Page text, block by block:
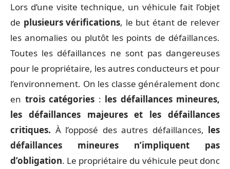
Lors d’une visite technique, un véhicule fait l’objet
de plusieurs vérifications, le but étant de relever
les anomalies ou plutôt les points de défaillances.
Toutes les défaillances ne sont pas dangereuses
pour le propriétaire, les autres conducteurs et pour
l’environnement. On les classe généralement donc
en trois catégories : les défaillances mineures,
les défaillances majeures et les défaillances
critiques. À l’opposé des autres défaillances, les
défaillances mineures n’impliquent pas
d’obligation. Le propriétaire du véhicule peut donc